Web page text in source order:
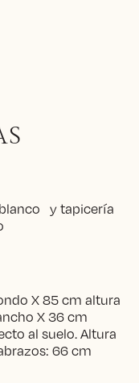
blanco y tapicería
X 85 cm altura
X 36 cm
al suelo. Altura
66 cm